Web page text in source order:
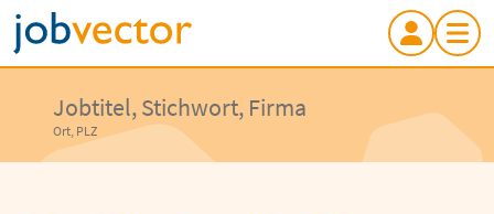
Jobtitel, Stichwort, Firma
Ort, PLZ